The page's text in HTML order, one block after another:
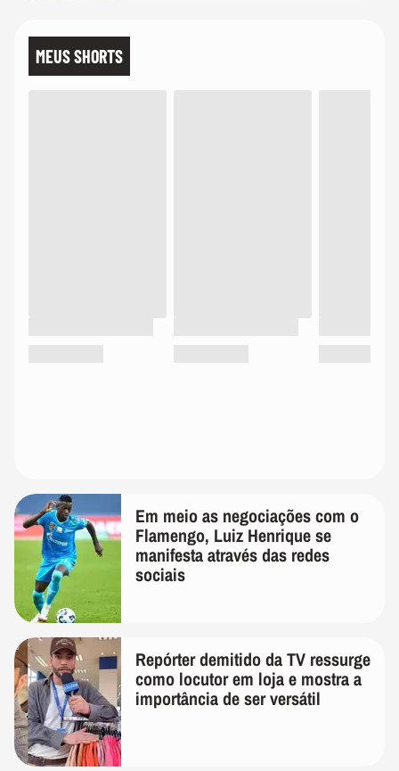
MEUS SHORTS
Em meio as negociações com o
Flamengo, Luiz Henrique se
manifesta através das redes
sociais
Repórter demitido da TV ressurge
como locutor em loja e mostra a
importância de ser versátil